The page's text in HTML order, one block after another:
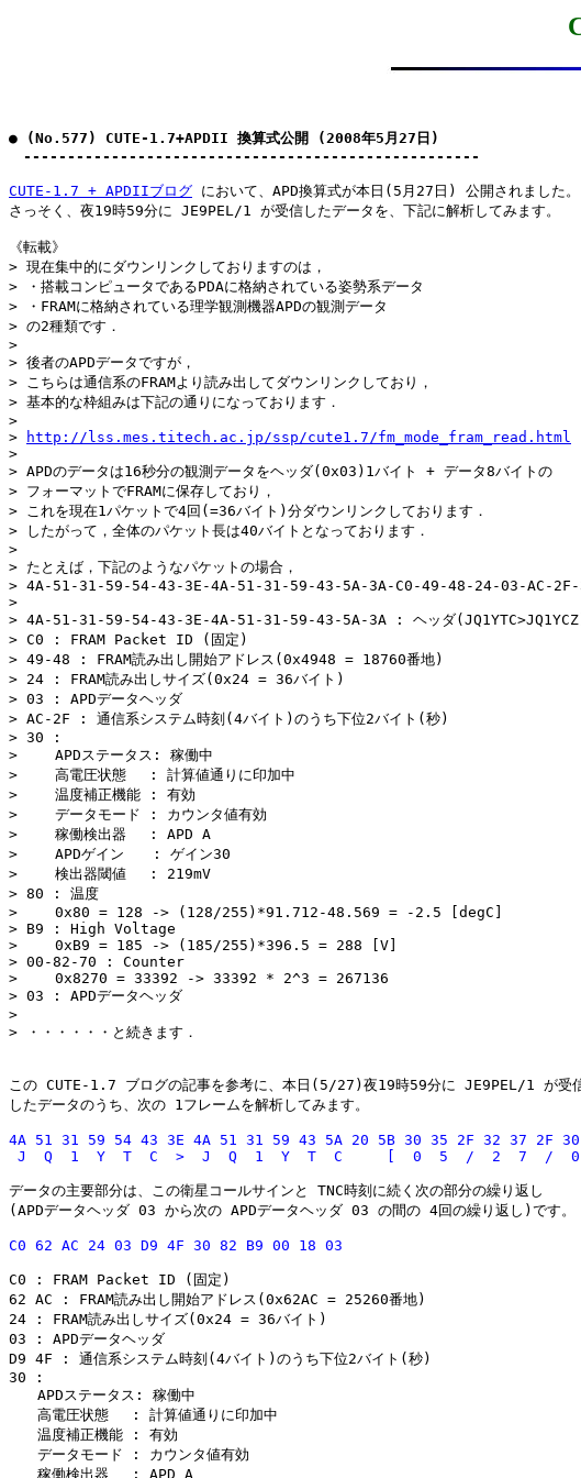
● (No.577) CUTE-1.7+APDII 換算式公開 (2008年5月27日)
----------------------------------------------------
CUTE-1.7 + APDIIブログ において、APD換算式が本日(5月27日) 公開されました。
さっそく、夜19時59分に JE9PEL/1 が受信したデータを、下記に解析してみます。
《転載》
> 現在集中的にダウンリンクしておりますのは，
> ・搭載コンピュータであるPDAに格納されている姿勢系データ
> ・FRAMに格納されている理学観測機器APDの観測データ
> の2種類です．
>
> 後者のAPDデータですが，
> こちらは通信系のFRAMより読み出してダウンリンクしており，
> 基本的な枠組みは下記の通りになっております．
>
>
http://lss.mes.titech.ac.jp/ssp/cute1.7/fm_mode_fram_read.html
>
> APDのデータは16秒分の観測データをヘッダ(0x03)1バイト + データ8バイトの
> フォーマットでFRAMに保存しており，
> これを現在1パケットで4回(=36バイト)分ダウンリンクしております．
> したがって，全体のパケット長は40バイトとなっております．
>
> たとえば，下記のようなパケットの場合，
> 4A-51-31-59-54-43-3E-4A-51-31-59-43-5A-3A-C0-49-48-24-03-AC-
>
> 4A-51-31-59-54-43-3E-4A-51-31-59-43-5A-3A : ヘッダ
> C0 : FRAM Packet ID (固定)
> 49-48 : FRAM読み出し開始アドレス(0x4948 = 18760番地)
> 24 : FRAM読み出しサイズ(0x24 = 36バイト)
> 03 : APDデータヘッダ
> AC-2F : 通信系システム時刻(4バイト)のうち下位2バイト(秒)
> 30 :
> 　　APDステータス: 稼働中
> 　　高電圧状態　 : 計算値通りに印加中
> 　　温度補正機能 : 有効
> 　　データモード : カウンタ値有効
> 　　稼働検出器　 : APD A
> 　　APDゲイン　　: ゲイン30
> 　　検出器閾値　 : 219mV
> 80 : 温度
> 　　0x80 = 128 -> (128/255)*91.712-48.569 = -2.5 [degC]
> B9 : High Voltage
> 　　0xB9 = 185 -> (185/255)*396.5 = 288 [V]
> 00-82-70 : Counter
> 　　0x8270 = 33392 -> 33392 * 2^3 = 267136
> 03 : APDデータヘッダ
>
> ・・・・・・と続きます．
この CUTE-1.7 ブログの記事を参考に、本日(5/27)夜19時59分に JE9PEL/1 が受
4A 51 31 59 54 43 3E 4A 51 31 59 43 5A 20 5B 30 35 2F 32 37 2F
データの主要部分は、この衛星コールサインと TNC時刻に続く次の部分の繰り返し
C0 : FRAM Packet ID (固定)
62 AC : FRAM読み出し開始アドレス(0x62AC = 25260番地)
24 : FRAM読み出しサイズ(0x24 = 36バイト)
03 : APDデータヘッダ
D9 4F : 通信系システム時刻(4バイト)のうち下位2バイト(秒)
30 :
APDステータス: 稼働中
高電圧状態　 : 計算値通りに印加中
温度補正機能 : 有効
データモード : カウンタ値有効
稼働検出器　 : APD A